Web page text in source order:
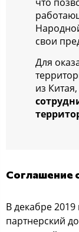
свои
Для
из
Соглашение
В декабре
партнерский